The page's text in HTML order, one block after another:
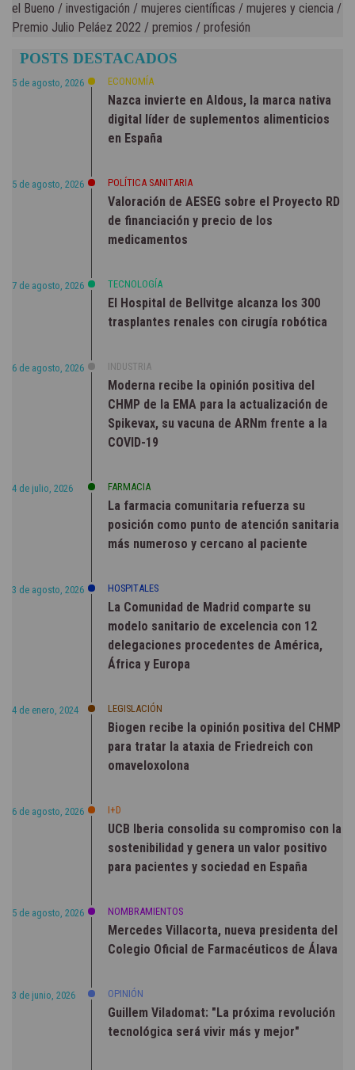
el Bueno / investigación / mujeres científicas / mujeres y ciencia /
Premio Julio Peláez 2022 / premios / profesión
POSTS DESTACADOS
5 de agosto, 2026 ECONOMÍA
Nazca invierte en Aldous, la marca nativa
digital líder de suplementos alimenticios
en España
5 de agosto, 2026 POLÍTICA SANITARIA
Valoración de AESEG sobre el Proyecto RD
de financiación y precio de los
medicamentos
7 de agosto, 2026 TECNOLOGÍA
El Hospital de Bellvitge alcanza los 300
trasplantes renales con cirugía robótica
6 de agosto, 2026 INDUSTRIA
Moderna recibe la opinión positiva del
CHMP de la EMA para la actualización de
Spikevax, su vacuna de ARNm frente a la
COVID-19
4 de julio, 2026 FARMACIA
La farmacia comunitaria refuerza su
posición como punto de atención sanitaria
más numeroso y cercano al paciente
3 de agosto, 2026 HOSPITALES
La Comunidad de Madrid comparte su
modelo sanitario de excelencia con 12
delegaciones procedentes de América,
África y Europa
4 de enero, 2024 LEGISLACIÓN
Biogen recibe la opinión positiva del CHMP
para tratar la ataxia de Friedreich con
omaveloxolona
6 de agosto, 2026 I+D
UCB Iberia consolida su compromiso con la
sostenibilidad y genera un valor positivo
para pacientes y sociedad en España
5 de agosto, 2026 NOMBRAMIENTOS
Mercedes Villacorta, nueva presidenta del
Colegio Oficial de Farmacéuticos de Álava
3 de junio, 2026 OPINIÓN
Guillem Viladomat: "La próxima revolución
tecnológica será vivir más y mejor"